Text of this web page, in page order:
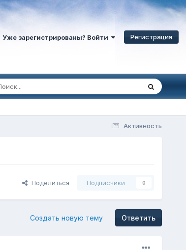
Уже зарегистрированы? Войти Регистрация
Активность
Поделиться Подписчики 0
Ответить
Создать новую тему